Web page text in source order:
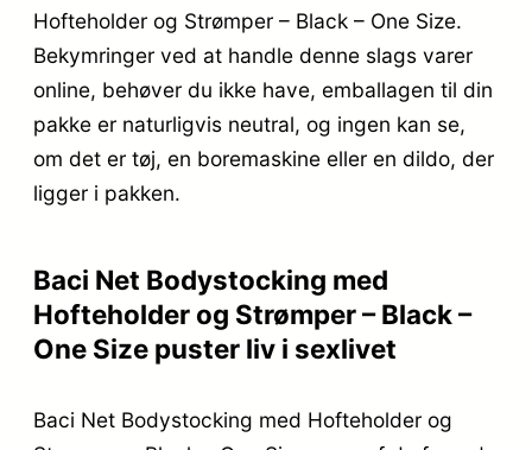
Hofteholder og Strømper – Black – One Size.
Bekymringer ved at handle denne slags varer
online, behøver du ikke have, emballagen til din
pakke er naturligvis neutral, og ingen kan se,
om det er tøj, en boremaskine eller en dildo, der
ligger i pakken.
Baci Net Bodystocking med
Hofteholder og Strømper – Black –
One Size puster liv i sexlivet
Baci Net Bodystocking med Hofteholder og